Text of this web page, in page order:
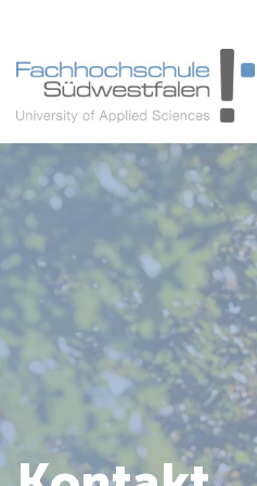
Studieninteressierte
Studienangebot
Studierende
Forschung & Transfer
Karriere